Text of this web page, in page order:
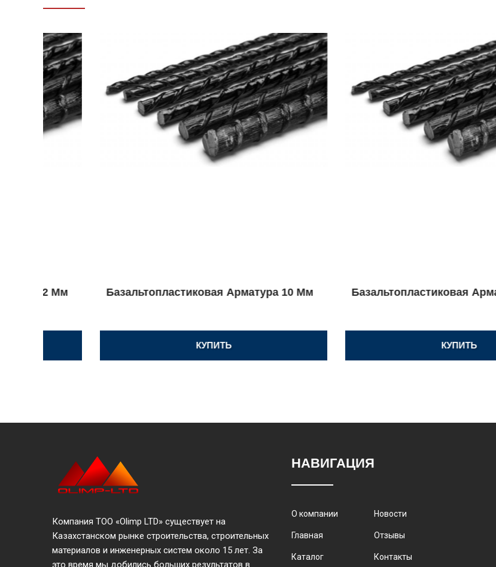
Базальтопластиковая Арматура 10 Мм Базальтопластиковая Арматура 8 Мм
Компания ТОО «Olimp LTD» существует на
Казахстанском рынке строительства, строительных
материалов и инженерных систем около 15 лет. За
это время мы добились больших результатов в
НАВИГАЦИЯ
О компании
Главная
Каталог
Новости
Отзывы
Контакты